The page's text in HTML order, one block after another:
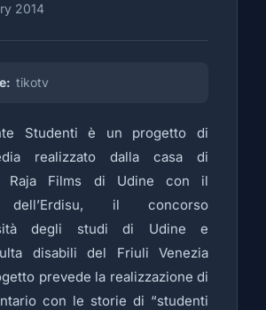
2014
tikotv
Studenti è un progetto di
realizzato dalla casa di
Raja Films di Udine con il
dell’Erdisu, il concorso
degli studi di Udine e
disabili del Friuli Venezia
prevede la realizzazione di
con le storie di “studenti